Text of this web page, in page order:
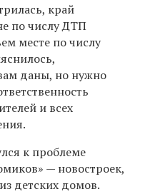
край
по числу ДТП
месте по числу
даны, но нужно
и всех
к проблеме
— новостроек,
детских домов.